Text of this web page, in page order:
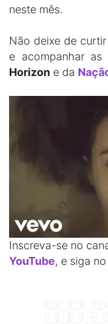
neste mês.
Não deixe de
e acompanhar as
Horizon e da
Inscreva-se no
YouTube, e siga no